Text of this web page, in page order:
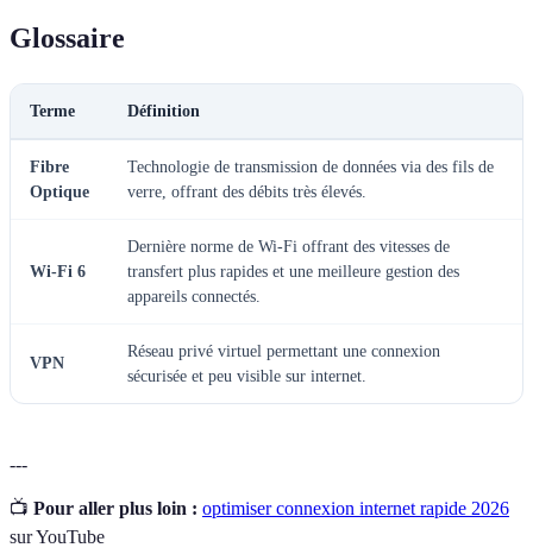
Glossaire
Terme Définition
Fibre
Optique
Technologie de transmission de données via des fils de
verre, offrant des débits très élevés.
Wi-Fi 6
Dernière norme de Wi-Fi offrant des vitesses de
transfert plus rapides et une meilleure gestion des
appareils connectés.
VPN
Réseau privé virtuel permettant une connexion
sécurisée et peu visible sur internet.
---
📺 Pour aller plus loin : optimiser connexion internet rapide 2026
sur YouTube